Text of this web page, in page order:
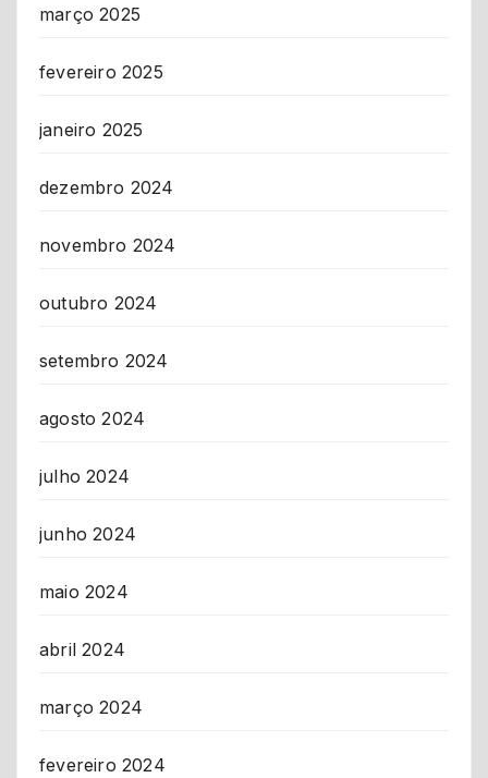
março 2025
fevereiro 2025
janeiro 2025
dezembro 2024
novembro 2024
outubro 2024
setembro 2024
agosto 2024
julho 2024
junho 2024
maio 2024
abril 2024
março 2024
fevereiro 2024